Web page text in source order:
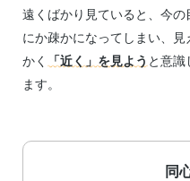
遠くばかり見ていると、今
にか疎かになってしまい、
かく
「近く」を見よう と意識
ます。
同